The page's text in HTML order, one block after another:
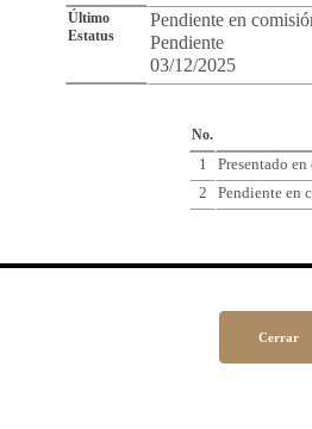
Último
Estatus
Pendiente en
Pendiente
03/12/2025
No.
1
Presentado
2
Pendiente en
Cerrar